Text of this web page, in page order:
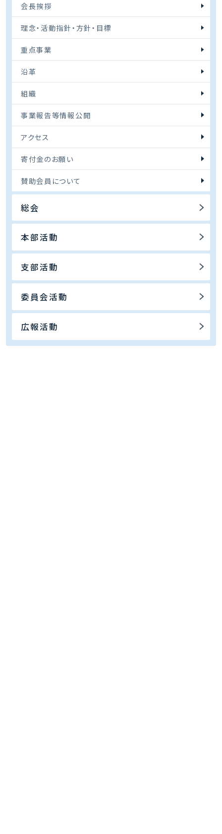
会長挨拶
理念・活動指針・方針・目標
重点事業
沿革
組織
事業報告等情報公開
アクセス
寄付金のお願い
賛助会員について
総会
本部活動
支部活動
委員会活動
広報活動